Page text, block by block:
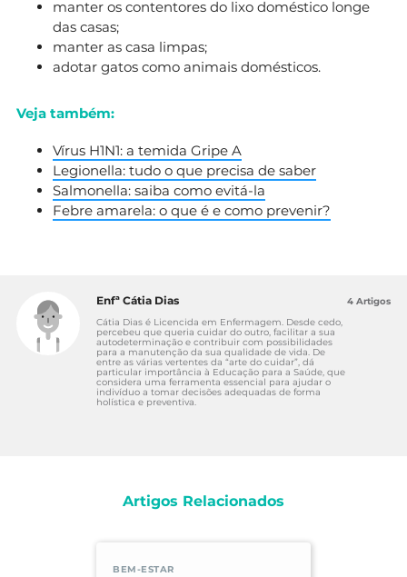
manter os contentores do lixo doméstico longe
das casas;
manter as casa limpas;
adotar gatos como animais domésticos.
Veja também:
Vírus H1N1: a temida Gripe A
Legionella: tudo o que precisa de saber
Salmonella: saiba como evitá-la
Febre amarela: o que é e como prevenir?
Enfª Cátia Dias
Cátia Dias é Licencida em Enfermagem. Desde cedo,
percebeu que queria cuidar do outro, facilitar a sua
autodeterminação e contribuir com possibilidades
para a manutenção da sua qualidade de vida. De
entre as várias vertentes da “arte do cuidar”, dá
particular importância à Educação para a Saúde, que
considera uma ferramenta essencial para ajudar o
indivíduo a tomar decisões adequadas de forma
holística e preventiva.
4 Artigos
Artigos Relacionados
BEM-ESTAR